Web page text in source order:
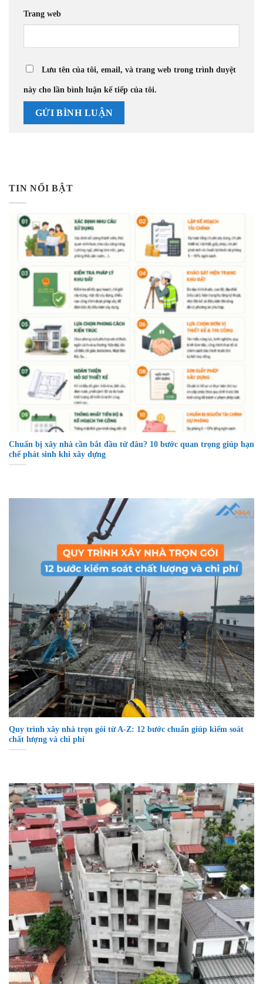
Trang web
Lưu tên của tôi, email, và trang web trong trình duyệt
này cho lần bình luận kế tiếp của tôi.
TIN NỔI BẬT
Chuẩn bị xây nhà cần bắt đầu từ đâu? 10 bước quan trọng giúp hạn
chế phát sinh khi xây dựng
Quy trình xây nhà trọn gói từ A-Z: 12 bước chuẩn giúp kiểm soát
chất lượng và chi phí